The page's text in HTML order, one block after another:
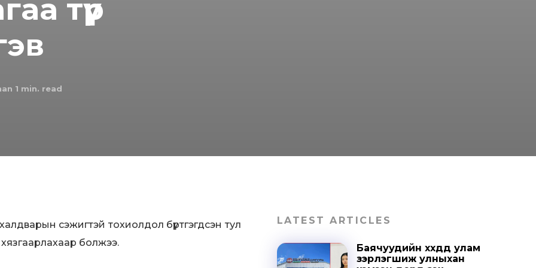
түр
1 min. read
сэжигтэй тохиолдол бүртгэгдсэн тул
хязгаарлахаар болжээ.
LATEST ARTICLES
Баячуудийн хүүхдүүд улам
зэрлэгшиж улныхан